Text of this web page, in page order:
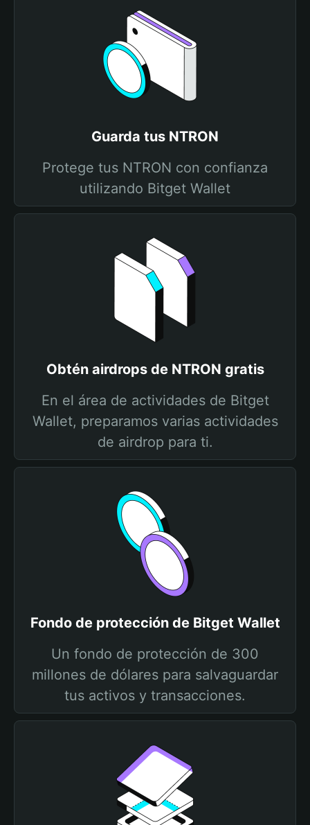
Guarda tus NTRON
Protege tus NTRON con confianza
utilizando Bitget Wallet
Obtén airdrops de NTRON gratis
En el área de actividades de Bitget
Wallet, preparamos varias actividades
de airdrop para ti.
Fondo de protección de Bitget Wallet
Un fondo de protección de 300
millones de dólares para salvaguardar
tus activos y transacciones.